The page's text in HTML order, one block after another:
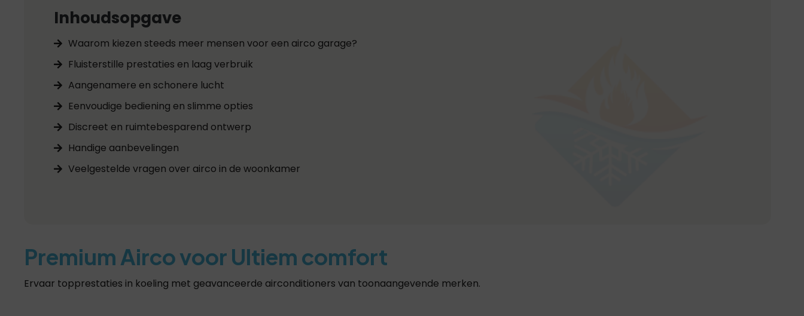
Inhoudsopgave
Waarom kiezen steeds meer mensen voor een airco garage?
Fluisterstille prestaties en laag verbruik
Aangenamere en schonere lucht
Eenvoudige bediening en slimme opties
Discreet en ruimtebesparend ontwerp
Handige aanbevelingen
Veelgestelde vragen over airco in de woonkamer
Premium Airco voor Ultiem comfort
Ervaar topprestaties in koeling met geavanceerde airconditioners van toonaangevende merken.